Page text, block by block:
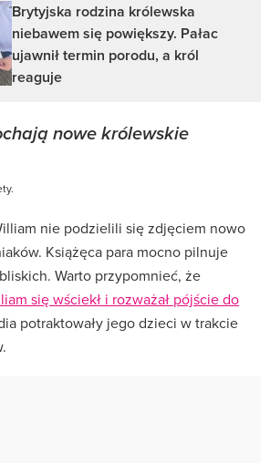
Brytyjska rodzina królewska
niebawem się powiększy. Pałac
ujawnił termin porodu, a król
reaguje
nowe królewskie
nie podzielili się zdjęciem nowo
Książęca para mocno pilnuje
Warto przypomnieć, że
się wściekł i rozważał pójście do
potraktowały jego dzieci w trakcie